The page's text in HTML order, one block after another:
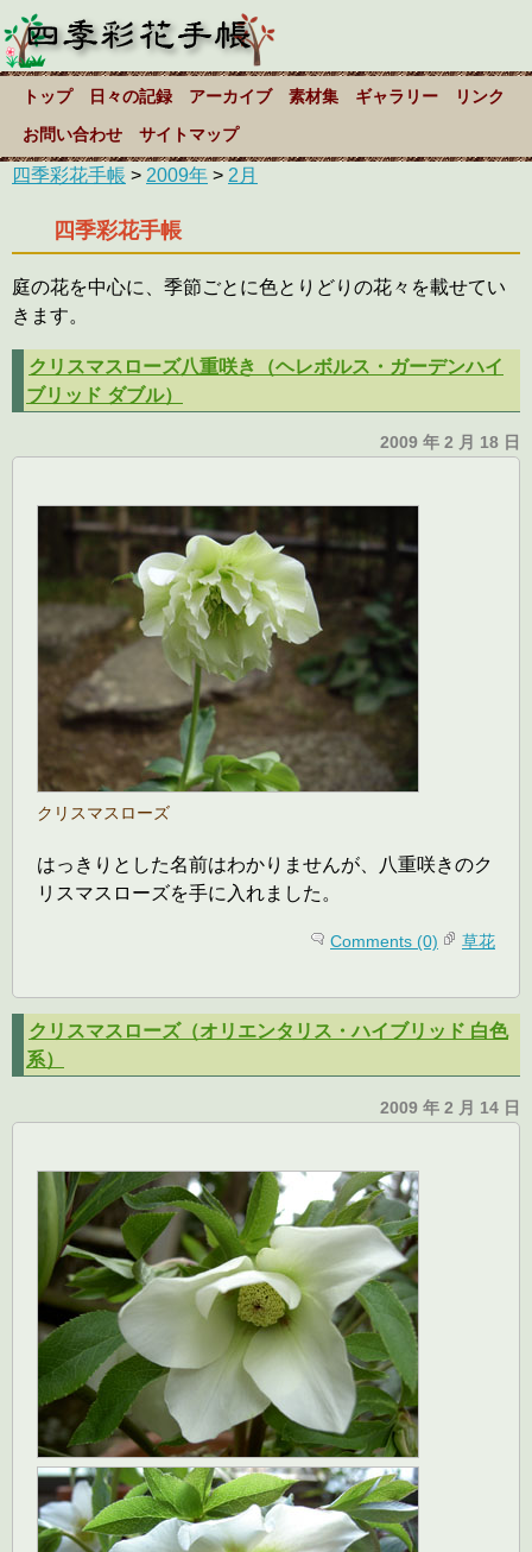
トップ 日々の記録 アーカイブ 素材集 ギャラリー リンク
お問い合わせ サイトマップ
四季彩花手帳 > 2009年 > 2月
四季彩花手帳
庭の花を中心に、季節ごとに色とりどりの花々を載せてい
きます。
クリスマスローズ八重咲き（ヘレボルス・ガーデンハイ
ブリッド ダブル）
2009 年 2 月 18 日
クリスマスローズ
はっきりとした名前はわかりませんが、八重咲きのク
リスマスローズを手に入れました。
Comments (0) 草花
クリスマスローズ（オリエンタリス・ハイブリッド 白色
系）
2009 年 2 月 14 日